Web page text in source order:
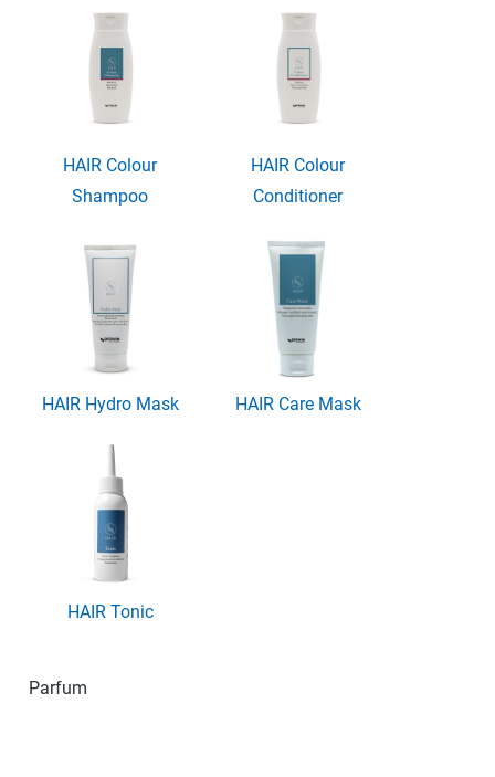
HAIR Colour
Shampoo
HAIR Colour
Conditioner
HAIR Hydro Mask HAIR Care Mask
HAIR Tonic
Parfum